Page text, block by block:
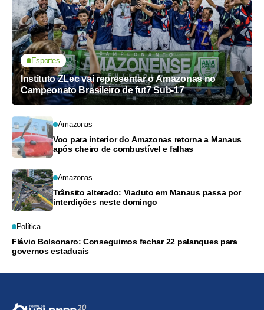
Esportes
Instituto ZLec vai representar o Amazonas no
Campeonato Brasileiro de fut7 Sub-17
Amazonas
Voo para interior do Amazonas retorna a Manaus
após cheiro de combustível e falhas
Amazonas
Trânsito alterado: Viaduto em Manaus passa por
interdições neste domingo
Política
Flávio Bolsonaro: Conseguimos fechar 22 palanques para
governos estaduais